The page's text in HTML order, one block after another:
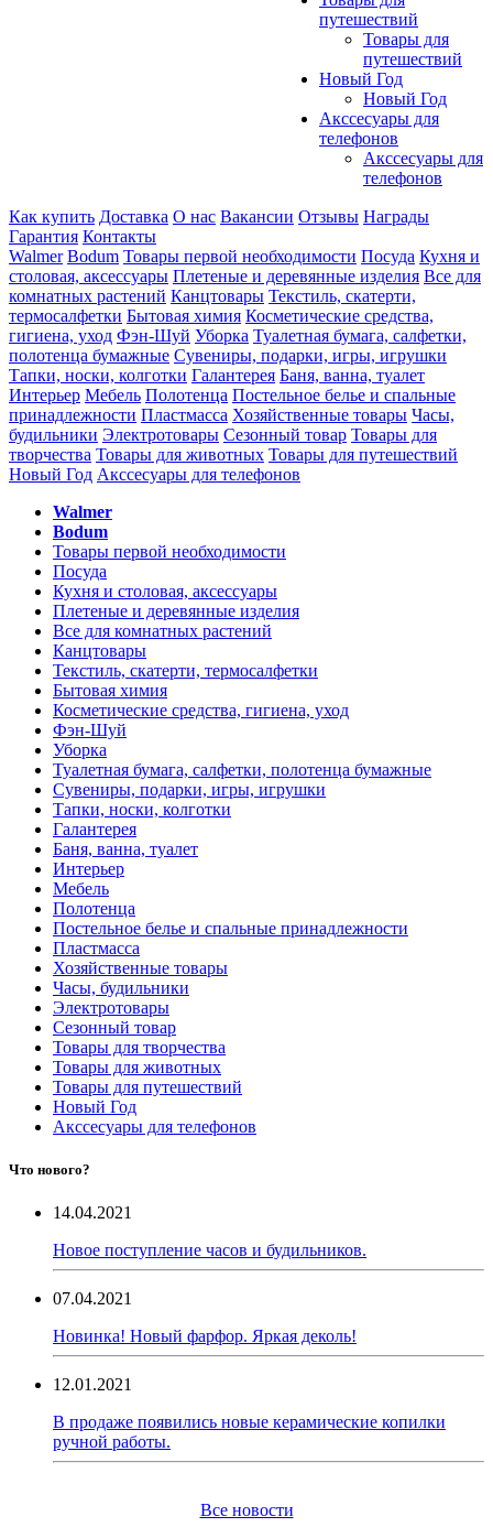
путешествий
Товары для
путешествий
Новый Год
Новый Год
Акссесуары для
телефонов
Акссесуары для
телефонов
Как купить Доставка О нас Вакансии Отзывы Награды
Гарантия Контакты
Walmer Bodum Товары первой необходимости Посуда Кухня и
столовая, аксессуары Плетеные и деревянные изделия Все для
комнатных растений Канцтовары Текстиль, скатерти,
термосалфетки Бытовая химия Косметические средства,
гигиена, уход Фэн-Шуй Уборка Туалетная бумага, салфетки,
полотенца бумажные Сувениры, подарки, игры, игрушки
Тапки, носки, колготки Галантерея Баня, ванна, туалет
Интерьер Мебель Полотенца Постельное белье и спальные
принадлежности Пластмасса Хозяйственные товары Часы,
будильники Электротовары Сезонный товар Товары для
творчества Товары для животных Товары для путешествий
Новый Год Акссесуары для телефонов
Walmer
Bodum
Товары первой необходимости
Посуда
Кухня и столовая, аксессуары
Плетеные и деревянные изделия
Все для комнатных растений
Канцтовары
Текстиль, скатерти, термосалфетки
Бытовая химия
Косметические средства, гигиена, уход
Фэн-Шуй
Уборка
Туалетная бумага, салфетки, полотенца бумажные
Сувениры, подарки, игры, игрушки
Тапки, носки, колготки
Галантерея
Баня, ванна, туалет
Интерьер
Мебель
Полотенца
Постельное белье и спальные принадлежности
Пластмасса
Хозяйственные товары
Часы, будильники
Электротовары
Сезонный товар
Товары для творчества
Товары для животных
Товары для путешествий
Новый Год
Акссесуары для телефонов
Что нового?
14.04.2021
Новое поступление часов и будильников.
07.04.2021
Новинка! Новый фарфор. Яркая деколь!
12.01.2021
В продаже появились новые керамические копилки
ручной работы.
Все новости